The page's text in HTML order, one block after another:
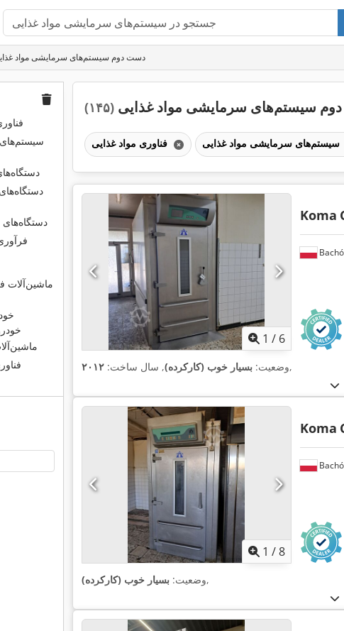
دست دوم سیستم‌های سرمایشی مواد
ماشین‌آلات
سیستم‌های سرمایشی مواد غذایی (۱۴۵)
فناوری مواد غذایی سیستم‌های سرمایشی مواد غذایی
1 / 6
Koma
وضعیت: بسیار خوب (کارکرده), سال ساخت: ۲۰۱۲ ,
1 /8
Koma
وضعیت: بسیار خوب (کارکرده) ,